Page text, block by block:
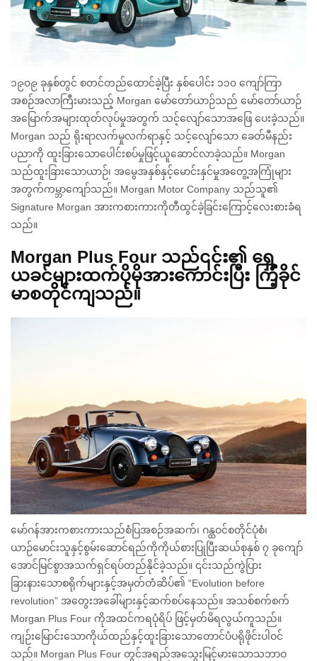
၁၉၀၉ ခုနှစ်တွင် စတင်တည်ထောင်ခဲ့ပြီး နှစ်ပေါင်း ၁၁၀ ကျော်ကြာ
အစဉ်အလာကြီးမားသည့် Morgan မော်တော်ယာဉ်သည် မော်တော်ယာဉ်
အမြောက်အများထုတ်လုပ်မှုအတွက် သင့်လျော်သောအဖြေ ပေးခဲ့သည်။
Morgan သည် ရိုးရာလက်မှုလက်ရာနှင့် သင့်လျော်သော ခေတ်မီနည်း
ပညာကို ထူးခြားသောပေါင်းစပ်မှုဖြင့်ယူဆောင်လာခဲ့သည်။ Morgan
သည်ထူးခြားသောယာဉ်၊ အမွေအနှစ်နှင့်မောင်းနှင်မှုအတွေ့အကြုံများ
အတွက်ကမ္ဘာကျော်သည်။ Morgan Motor Company သည်သူ၏
Signature Morgan အားကစားကားကိုတီထွင်ခဲ့ခြင်းကြောင့်လေးစားခံရ
သည်။
Morgan Plus Four သည်၎င်း၏ ရှေ့
ယခင်များထက်ပိုမိုအားကောင်းပြီး ကြံ့ခိုင်
မာစတိုင်ကျသည်။
မော်ဂန်အားကစားကားသည်စံပြအစဉ်အဆက်၊ ဂန္ထဝင်စတိုင်ပုံစံ၊
ယာဉ်မောင်းသူနှင့်စွမ်းဆောင်ရည်ကိုကိုယ်စားပြုပြီးဆယ်စုနှစ် ၇ ခုကျော်
အောင်မြင်စွာအသက်ရှင်ရပ်တည်နိုင်ခဲ့သည်။ ၎င်းသည်ကွဲပြား
ခြားနားသောစရိုက်များနှင့်အမှတ်တံဆိပ်၏ “Evolution before
revolution” အတွေးအခေါ်များနှင့်ဆက်စပ်နေသည်။ အသစ်စက်စက်
Morgan Plus Four ကိုအထင်ကရပုံရိပ် ဖြင့်မှတ်မိရလွယ်ကူသည်။
ကျဉ်းမြောင်းသောကိုယ်ထည်နှင့်ထူးခြားသောတောင်ပံပရိုဖိုင်းပါဝင်
သည်။ Morgan Plus Four တွင်အရည်အသွေးမြင့်မားသောသဘာဝ